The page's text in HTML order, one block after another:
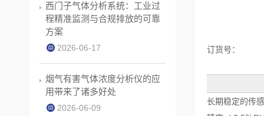
订货号：
长期稳定的传
西门子气体分析系统：工业过
程精准监测与合规排放的可靠
方案
2026-06-17
烟气有害气体浓度分析仪的应
用带来了诸多好处
2026-06-09